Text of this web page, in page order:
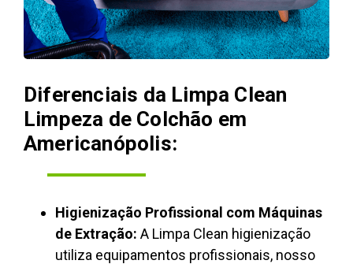
Diferenciais da Limpa Clean
Limpeza de Colchão em
Americanópolis:
Higienização Profissional com Máquinas
de Extração: A Limpa Clean higienização
utiliza equipamentos profissionais, nosso